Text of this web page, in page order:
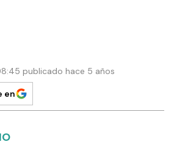
publicado hace 5 años
en